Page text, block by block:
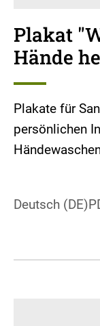
Plakat
Hände
Plakate für
persönlichen
Deutsch (DE)